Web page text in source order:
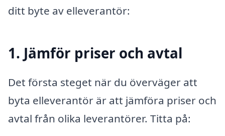
ditt byte av elleverantör:
1. Jämför priser och avtal
Det första steget när du överväger att
byta elleverantör är att jämföra priser och
avtal från olika leverantörer. Titta på: